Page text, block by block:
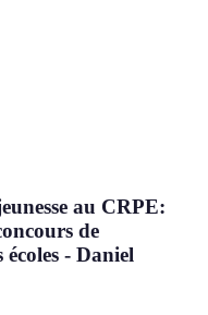
au CRPE:
de
- Daniel